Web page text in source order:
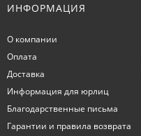
ИНФОРМАЦИЯ
О компании
Оплата
Доставка
Информация для юрлиц
Благодарственные письма
Гарантии и правила возврата